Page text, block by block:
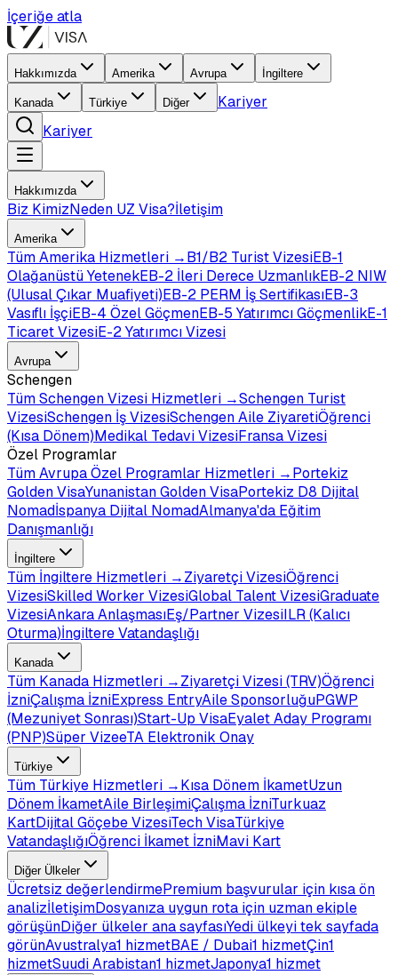
İçeriğe atla
Hakkımızda Amerika Avrupa İngiltere
Kanada Türkiye Diğer
Kariyer
Kariyer
Hakkımızda
Biz KimizNeden UZ Visa?İletişim
Amerika
TümAmerika Hizmetleri →B1/B2 Turist VizesiEB-1
Olağanüstü YetenekEB-2 İleri Derece UzmanlıkEB-2 NIW
(Ulusal Çıkar Muafiyeti)EB-2 PERM İş SertifikasıEB-3
Vasıflı İşçiEB-4 Özel GöçmenEB-5 Yatırımcı GöçmenlikE-1
Ticaret VizesiE-2 Yatırımcı Vizesi
Avrupa
Schengen
TümSchengen Vizesi Hizmetleri →Schengen Turist
VizesiSchengen İş VizesiSchengen Aile ZiyaretiÖğrenci
(Kısa Dönem)Medikal Tedavi VizesiFransa Vizesi
Özel Programlar
TümAvrupa Özel Programlar Hizmetleri →Portekiz
Golden VisaYunanistan Golden VisaPortekiz D8 Dijital
Nomadİspanya Dijital NomadAlmanya'da Eğitim
Danışmanlığı
İngiltere
Tüm İngiltere Hizmetleri →Ziyaretçi VizesiÖğrenci
VizesiSkilled Worker VizesiGlobal Talent VizesiGraduate
VizesiAnkara AnlaşmasıEş/Partner VizesiILR (Kalıcı
Oturma)İngiltere Vatandaşlığı
Kanada
Tüm Kanada Hizmetleri →Ziyaretçi Vizesi (TRV)Öğrenci
İzniÇalışma İzniExpress EntryAile SponsorluğuPGWP
(Mezuniyet Sonrası)Start-Up VisaEyalet Aday Programı
(PNP)Süper VizeeTA Elektronik Onay
Türkiye
Tüm Türkiye Hizmetleri →Kısa Dönem İkametUzun
Dönem İkametAile BirleşimiÇalışma İzniTurkuaz
KartDijital Göçebe VizesiTech VisaTürkiye
VatandaşlığıÖğrenci İkamet İzniMavi Kart
Diğer Ülkeler
Ücretsiz değerlendirmePremium başvurular için kısa ön
analizİletişimDosyanıza uygun rota için uzman ekiple
görüşünDiğer ülkeler ana sayfasıYedi ülkeyi tek sayfada
görünAvustralya1 hizmetBAE / Dubai1 hizmetÇin1
hizmetSuudi Arabistan1 hizmetJaponya1 hizmet